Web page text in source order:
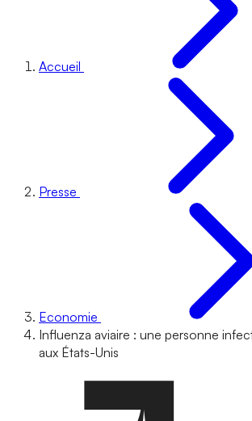
Accueil
Presse
Economie
Influenza aviaire : une personne
aux États-Unis